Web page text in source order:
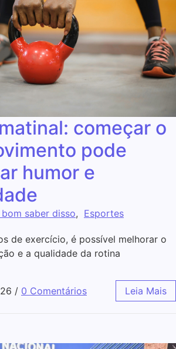
começar o
pode
humor e
bom saber disso, Esportes
de exercício, é possível melhorar o
e a qualidade da rotina
/ 0 Comentários Leia Mais